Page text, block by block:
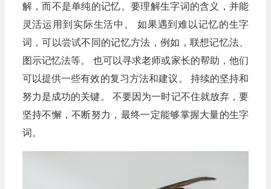
解，而不是单纯的记忆。要理解生字词的含义，并能
灵活运用到实际生活中。 如果遇到难以记忆的生字
词，可以尝试不同的记忆方法，例如，联想记忆法、
图示记忆法等。 也可以寻求老师或家长的帮助，他们
可以提供一些有效的复习方法和建议。 持续的坚持和
努力是成功的关键。 不要因为一时记不住就放弃，要
坚持不懈，不断努力，最终一定能够掌握大量的生字
词。